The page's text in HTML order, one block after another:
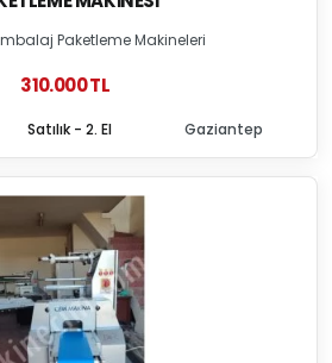
Paketleme Makineleri
310.000 TL
Satılık - 2. El Gaziantep